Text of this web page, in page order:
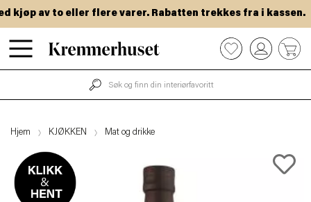
Hopp
til
kjøp av to eller flere varer. Rabatten trekkes fra i kassen.
0
Hjem KJØKKEN Mat og drikke